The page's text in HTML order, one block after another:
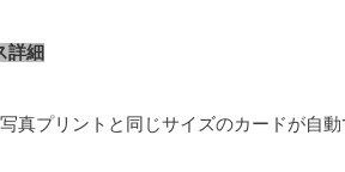
詳細
真プリントと同じサイズのカードが自動